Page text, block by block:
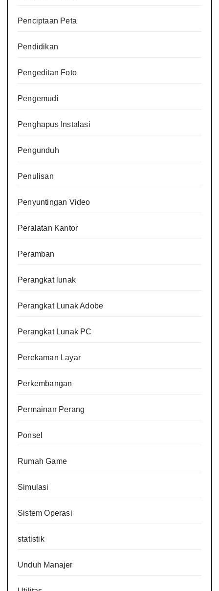
Penciptaan Peta
Pendidikan
Pengeditan Foto
Pengemudi
Penghapus Instalasi
Pengunduh
Penulisan
Penyuntingan Video
Peralatan Kantor
Peramban
Perangkat lunak
Perangkat Lunak Adobe
Perangkat Lunak PC
Perekaman Layar
Perkembangan
Permainan Perang
Ponsel
Rumah Game
Simulasi
Sistem Operasi
statistik
Unduh Manajer